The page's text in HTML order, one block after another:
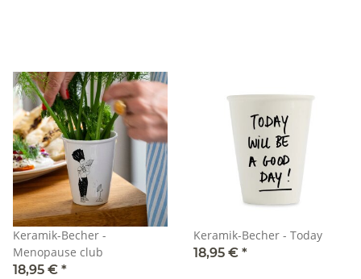
Keramik-Becher -
Menopause club
18,95 € *
Keramik-Becher - Today
18,95 € *